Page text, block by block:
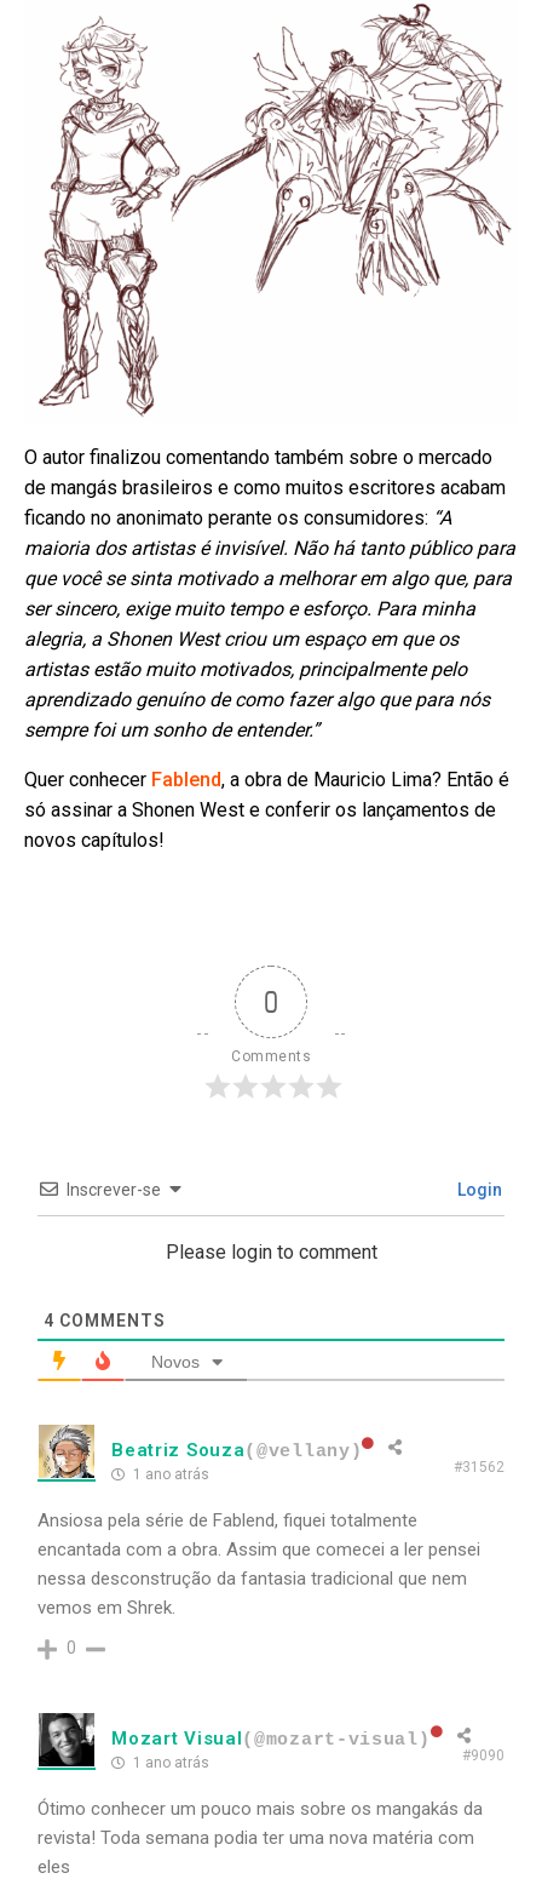
O autor finalizou comentando também sobre o mercado
de mangás brasileiros e como muitos escritores acabam
ficando no anonimato perante os consumidores: “A
maioria dos artistas é invisível. Não há tanto público para
que você se sinta motivado a melhorar em algo que, para
ser sincero, exige muito tempo e esforço. Para minha
alegria, a Shonen West criou um espaço em que os
artistas estão muito motivados, principalmente pelo
aprendizado genuíno de como fazer algo que para nós
sempre foi um sonho de entender.”
Quer conhecer Fablend, a obra de Mauricio Lima? Então é
só assinar a Shonen West e conferir os lançamentos de
novos capítulos!
0
Comments
Inscrever-se Login
Please login to comment
4 COMMENTS
Novos
Beatriz Souza(@vellany)
1 ano atrás #31562
Ansiosa pela série de Fablend, fiquei totalmente
encantada com a obra. Assim que comecei a ler pensei
nessa desconstrução da fantasia tradicional que nem
vemos em Shrek.
0
Mozart Visual(@mozart-visual)
1 ano atrás #9090
Ótimo conhecer um pouco mais sobre os mangakás da
revista! Toda semana podia ter uma nova matéria com
eles